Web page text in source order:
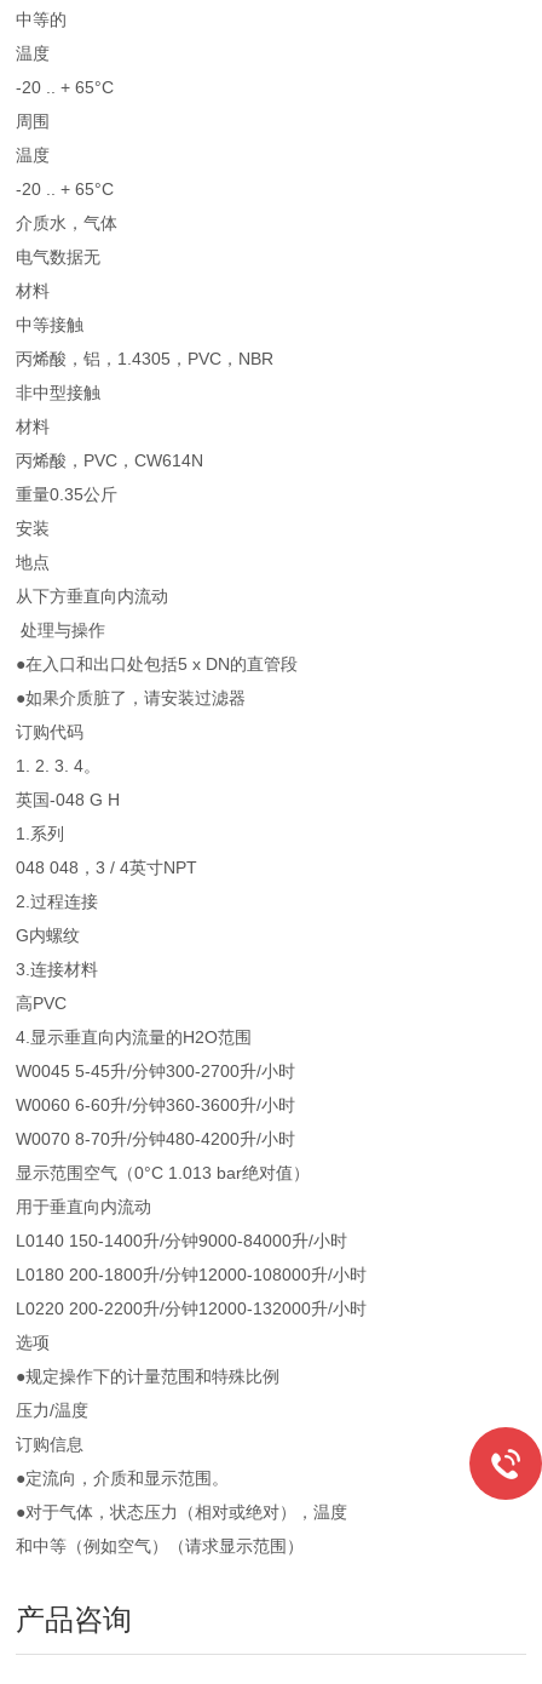
中等的
温度
-20 .. + 65°C
周围
温度
-20 .. + 65°C
介质水，气体
电气数据无
材料
中等接触
丙烯酸，铝，1.4305，PVC，NBR
非中型接触
材料
丙烯酸，PVC，CW614N
重量0.35公斤
安装
地点
从下方垂直向内流动
处理与操作
●在入口和出口处包括5 x DN的直管段
●如果介质脏了，请安装过滤器
订购代码
1. 2. 3. 4。
英国-048 G H
1.系列
048 048，3 / 4英寸NPT
2.过程连接
G内螺纹
3.连接材料
高PVC
4.显示垂直向内流量的H2O范围
W0045 5-45升/分钟300-2700升/小时
W0060 6-60升/分钟360-3600升/小时
W0070 8-70升/分钟480-4200升/小时
显示范围空气（0°C 1.013 bar绝对值）
用于垂直向内流动
L0140 150-1400升/分钟9000-84000升/小时
L0180 200-1800升/分钟12000-108000升/小时
L0220 200-2200升/分钟12000-132000升/小时
选项
●规定操作下的计量范围和特殊比例
压力/温度
订购信息
●定流向，介质和显示范围。
●对于气体，状态压力（相对或绝对），温度
和中等（例如空气）（请求显示范围）
产品咨询